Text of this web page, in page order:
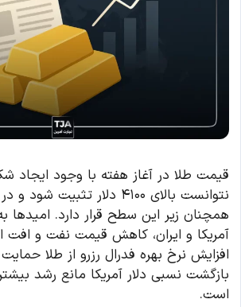
قیمت طلا در آغاز هفته با وجود ایجاد
نتوانست بالای ۴۱۰۰ دلار
همچنان زیر این سطح قرار دارد. امیدها
آمریکا و ایران، کاهش قیمت نفت و افت
افزایش نرخ بهره فدرال رزرو از طلا
بازگشت نسبی دلار آمریکا مانع رشد
است.